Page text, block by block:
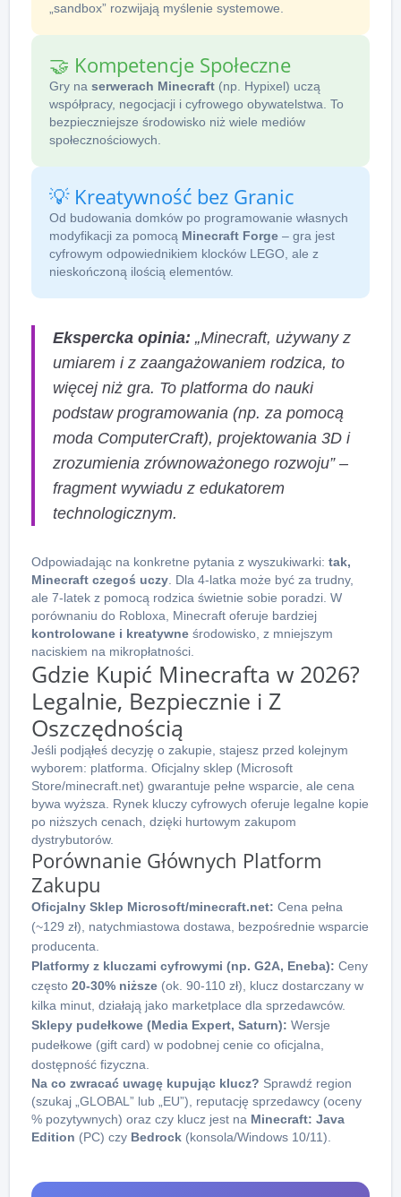
„sandbox” rozwijają myślenie systemowe.
🤝 Kompetencje Społeczne
Gry na serwerach Minecraft (np. Hypixel) uczą
współpracy, negocjacji i cyfrowego obywatelstwa. To
bezpieczniejsze środowisko niż wiele mediów
społecznościowych.
💡 Kreatywność bez Granic
Od budowania domków po programowanie własnych
modyfikacji za pomocą Minecraft Forge – gra jest
cyfrowym odpowiednikiem klocków LEGO, ale z
nieskończoną ilością elementów.
Ekspercka opinia: „Minecraft, używany z
umiarem i z zaangażowaniem rodzica, to
więcej niż gra. To platforma do nauki
podstaw programowania (np. za pomocą
moda ComputerCraft), projektowania 3D i
zrozumienia zrównoważonego rozwoju” –
fragment wywiadu z edukatorem
technologicznym.
Odpowiadając na konkretne pytania z wyszukiwarki: tak,
Minecraft czegoś uczy . Dla 4-latka może być za trudny,
ale 7-latek z pomocą rodzica świetnie sobie poradzi. W
porównaniu do Robloxa, Minecraft oferuje bardziej
kontrolowane i kreatywne środowisko, z mniejszym
naciskiem na mikropłatności.
Gdzie Kupić Minecrafta w 2026?
Legalnie, Bezpiecznie i Z
Oszczędnością
Jeśli podjąłeś decyzję o zakupie, stajesz przed kolejnym
wyborem: platforma. Oficjalny sklep (Microsoft
Store/minecraft.net) gwarantuje pełne wsparcie, ale cena
bywa wyższa. Rynek kluczy cyfrowych oferuje legalne kopie
po niższych cenach, dzięki hurtowym zakupom
dystrybutorów.
Porównanie Głównych Platform
Zakupu
Oficjalny Sklep Microsoft/minecraft.net: Cena pełna
(~129 zł), natychmiastowa dostawa, bezpośrednie wsparcie
producenta.
Platformy z kluczami cyfrowymi (np. G2A, Eneba): Ceny
często 20-30% niższe (ok. 90-110 zł), klucz dostarczany w
kilka minut, działają jako marketplace dla sprzedawców.
Sklepy pudełkowe (Media Expert, Saturn): Wersje
pudełkowe (gift card) w podobnej cenie co oficjalna,
dostępność fizyczna.
Na co zwracać uwagę kupując klucz? Sprawdź region
(szukaj „GLOBAL” lub „EU”), reputację sprzedawcy (oceny
% pozytywnych) oraz czy klucz jest na Minecraft: Java
Edition (PC) czy Bedrock (konsola/Windows 10/11).